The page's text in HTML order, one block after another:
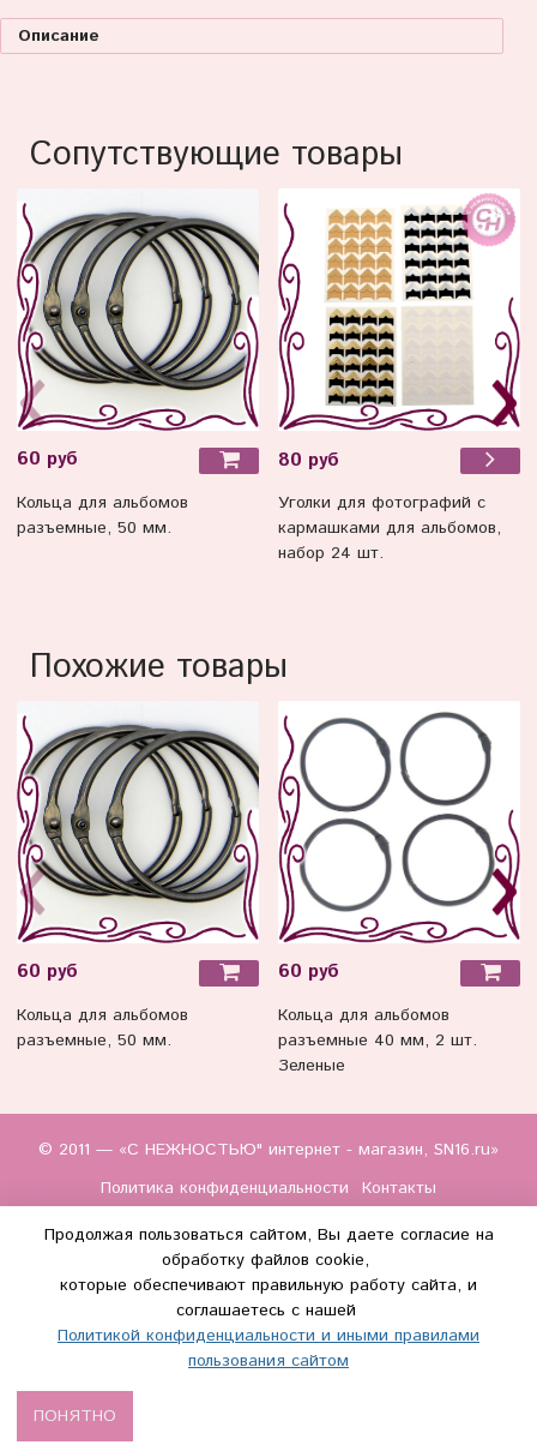
Описание
Сопутствующие товары
60 руб
Кольца для альбомов
разъемные, 50 мм.
80 руб
Уголки для фотографий с
кармашками для альбомов,
набор 24 шт.
Похожие товары
60 руб
Кольца для альбомов
разъемные, 50 мм.
60 руб
Кольца для альбомов
разъемные 40 мм, 2 шт.
Зеленые
© 2011 — «С НЕЖНОСТЬЮ" интернет - магазин, SN16.ru»
Политика конфиденциальности
Контакты
(WhatsApp и Макс) +7 (917) 895-85-60
Продолжая пользоваться сайтом, Вы даете согласие на
обработку файлов cookie,
которые обеспечивают правильную работу сайта, и
соглашаетесь с нашей
Политикой конфиденциальности и иными правилами
пользования сайтом
ПОНЯТНО